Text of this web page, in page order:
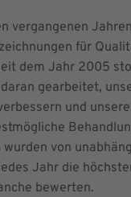
vergangenen
für
dem Jahr 2005
gearbeitet,
und
wurden von
Jahr die
bewerten.